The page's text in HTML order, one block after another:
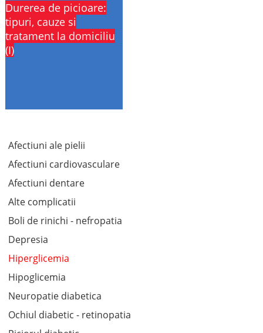
Durerea de picioare:
tipuri, cauze si
tratament la domiciliu
(I)
Afectiuni ale pielii
Afectiuni cardiovasculare
Afectiuni dentare
Alte complicatii
Boli de rinichi - nefropatia
Depresia
Hiperglicemia
Hipoglicemia
Neuropatie diabetica
Ochiul diabetic - retinopatia